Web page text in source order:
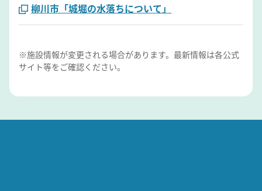
柳川市「城堀の水落ちについて」
※施設情報が変更される場合があります。最新情報は各公式
サイト等をご確認ください。